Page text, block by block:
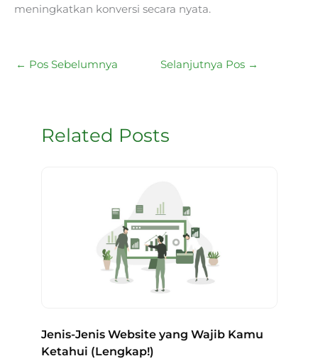
meningkatkan konversi secara nyata.
← Pos Sebelumnya Selanjutnya Pos →
Related Posts
Jenis-Jenis Website yang Wajib Kamu
Ketahui (Lengkap!)